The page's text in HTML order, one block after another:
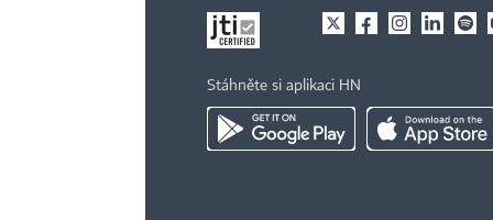
Stáhněte si aplikaci HN